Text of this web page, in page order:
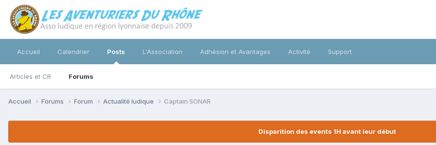
Accueil Calendrier Posts
Articles et CR Forums
L'Association Adhésion et Avantages Activité Support
Accueil Forums Forum Actualité ludique Captain SONAR
Disparition des events 1H avant leur début